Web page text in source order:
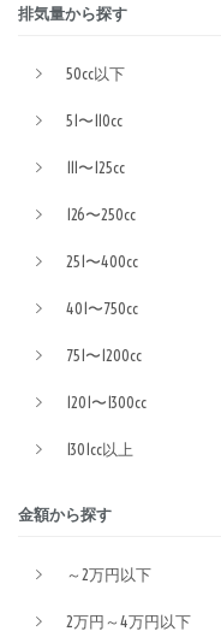
排気量から探す
50cc以下
51〜110cc
111〜125cc
126〜250cc
251〜400cc
401〜750cc
751〜1200cc
1201〜1300cc
1301cc以上
金額から探す
～2万円以下
2万円～4万円以下